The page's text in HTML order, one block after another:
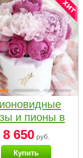
и пионы в
коробке
Small
8 650руб.
Купить